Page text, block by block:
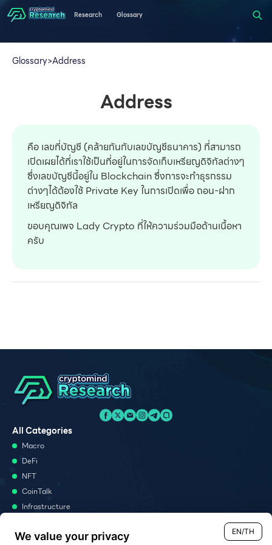
Research Glossary
Glossary>Address
Address
คือ เลขที่บัญชี (คล้ายกันกับเลขบัญชีธนาคาร) ที่สามารถ
เปิดเผยได้ที่เราใช้เป็นที่อยู่ในการจัดเก็บเหรียญดิจิทัลต่างๆ
ซึ่งเลขบัญชีนี้อยู่ใน Blockchain ซึ่งการจะทำธุรกรรม
ต่างๆได้ต้องใช้ Private Key ในการเปิดเพื่อ ถอน-ฝาก
เหรียญดิจิทัล
ขอบคุณเพจ Lady Crypto ที่ให้ความร่วมมือด้านเนื้อหา
ครับ
All Categories
Macro
DeFi
NFT
CoinTalk
Infrastructure
EN/TH
We value your privacy